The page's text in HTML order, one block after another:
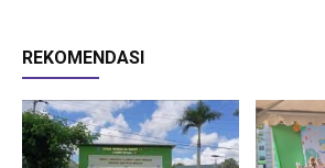
REKOMENDASI